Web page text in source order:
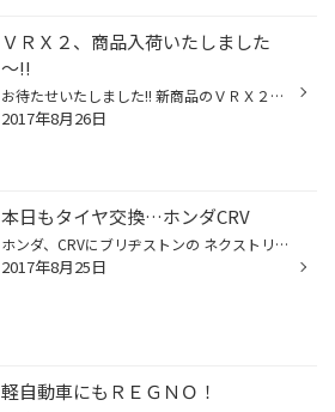
ＶＲＸ２、商品入荷いたしました
～!!
お待たせいたしました!! 新商品のＶＲＸ２、入荷しました～!! 予約も受付開始です!! 早速店頭に展示致しましたので 是非ご覧下さい!! ＶＲＸ２、効きますよぉ!
2017年8月26日
本日もタイヤ交換…ホンダCRV
ホンダ、CRVにブリヂストンの ネクストリーをお取付〜！ タイヤの内減りがあったため アライメント調整も実施させて頂きました〜^ ^ これでバッチリ安心ドライブ〜！
2017年8月25日
軽自動車にもＲＥＧＮＯ！